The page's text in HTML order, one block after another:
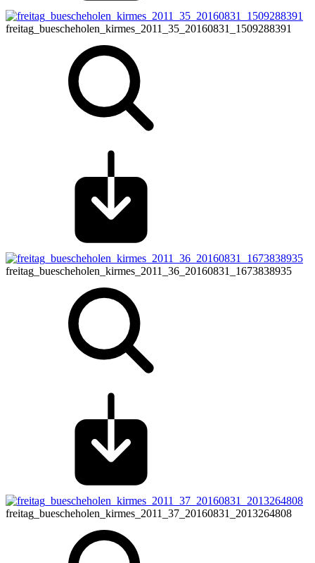
freitag_buescheholen_kirmes_2011_35_20160831_1509288391
freitag_buescheholen_kirmes_2011_36_20160831_1673838935
freitag_buescheholen_kirmes_2011_37_20160831_2013264808